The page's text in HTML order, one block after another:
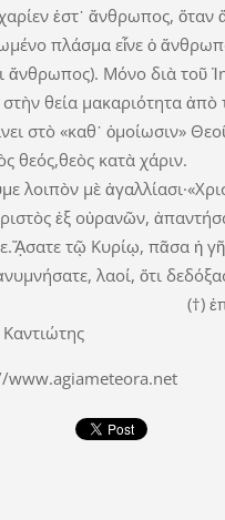
ἐστ᾽ ἄνθρωπος,
πλάσμα εἶνε ὁ
ἄνθρωπος). Μόνο διὰ τοῦ
θεία μακαριότητα ἀπὸ
στὸ «καθ᾿ ὁμοίωσιν»
θεός,θεὸς κατὰ χάριν.
μὲ
ἐξ οὐρανῶν,
τῷ Κυρίῳ, πᾶσα ἡ
λαοί, ὅτι
www.agiameteora.net